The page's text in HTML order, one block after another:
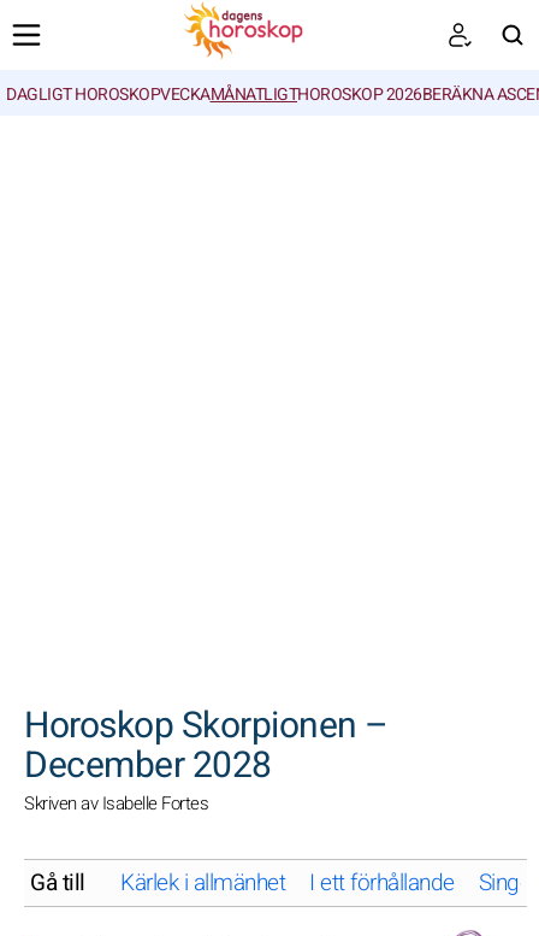
DAGLIGT HOROSKOPVECKAMÅNATLIGTHOROSKOP 2026BERÄKNA
Horoskop Skorpionen –
December 2028
Skriven av Isabelle Fortes
Gå till Kärlek i allmänhet I ett förhållande Singel